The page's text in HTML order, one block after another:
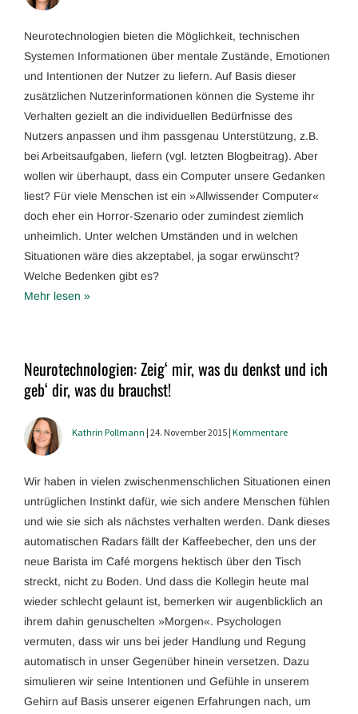
Neurotechnologien bieten die Möglichkeit, technischen
Systemen Informationen über mentale Zustände, Emotionen
und Intentionen der Nutzer zu liefern. Auf Basis dieser
zusätzlichen Nutzerinformationen können die Systeme ihr
Verhalten gezielt an die individuellen Bedürfnisse des
Nutzers anpassen und ihm passgenau Unterstützung, z.B.
bei Arbeitsaufgaben, liefern (vgl. letzten Blogbeitrag). Aber
wollen wir überhaupt, dass ein Computer unsere Gedanken
liest? Für viele Menschen ist ein »Allwissender Computer«
doch eher ein Horror-Szenario oder zumindest ziemlich
unheimlich. Unter welchen Umständen und in welchen
Situationen wäre dies akzeptabel, ja sogar erwünscht?
Welche Bedenken gibt es?
Mehr lesen »
Neurotechnologien: Zeig‘ mir, was du denkst und ich
geb‘ dir, was du brauchst!
Kathrin Pollmann | 24. November 2015 | Kommentare
Wir haben in vielen zwischenmenschlichen Situationen einen
untrüglichen Instinkt dafür, wie sich andere Menschen fühlen
und wie sie sich als nächstes verhalten werden. Dank dieses
automatischen Radars fällt der Kaffeebecher, den uns der
neue Barista im Café morgens hektisch über den Tisch
streckt, nicht zu Boden. Und dass die Kollegin heute mal
wieder schlecht gelaunt ist, bemerken wir augenblicklich an
ihrem dahin genuschelten »Morgen«. Psychologen
vermuten, dass wir uns bei jeder Handlung und Regung
automatisch in unser Gegenüber hinein versetzen. Dazu
simulieren wir seine Intentionen und Gefühle in unserem
Gehirn auf Basis unserer eigenen Erfahrungen nach, um